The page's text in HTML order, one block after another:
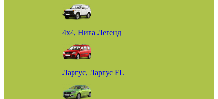
4х4, Нива Легенд
Ларгус, Ларгус FL